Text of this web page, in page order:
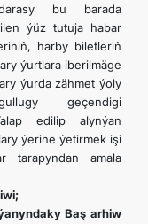
bu barada
ýüz tutuja habar
harby biletleriň
ýurtlara iberilmäge
ýurda zähmet ýoly
geçendigi
edilip alynýan
ýerine ýetirmek işi
tarapyndan amala
Baş arhiw